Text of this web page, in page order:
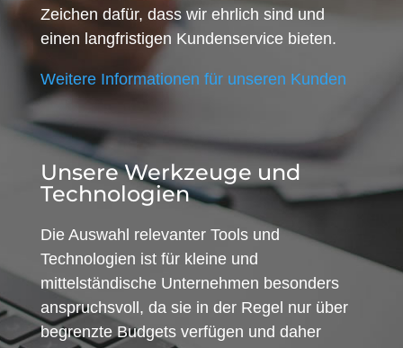
Zeichen dafür, dass wir ehrlich sind und
einen langfristigen Kundenservice bieten.
Weitere Informationen für unseren Kunden
Unsere Werkzeuge und
Technologien
Die Auswahl relevanter Tools und
Technologien ist für kleine und
mittelständische Unternehmen besonders
anspruchsvoll, da sie in der Regel nur über
begrenzte Budgets verfügen und daher